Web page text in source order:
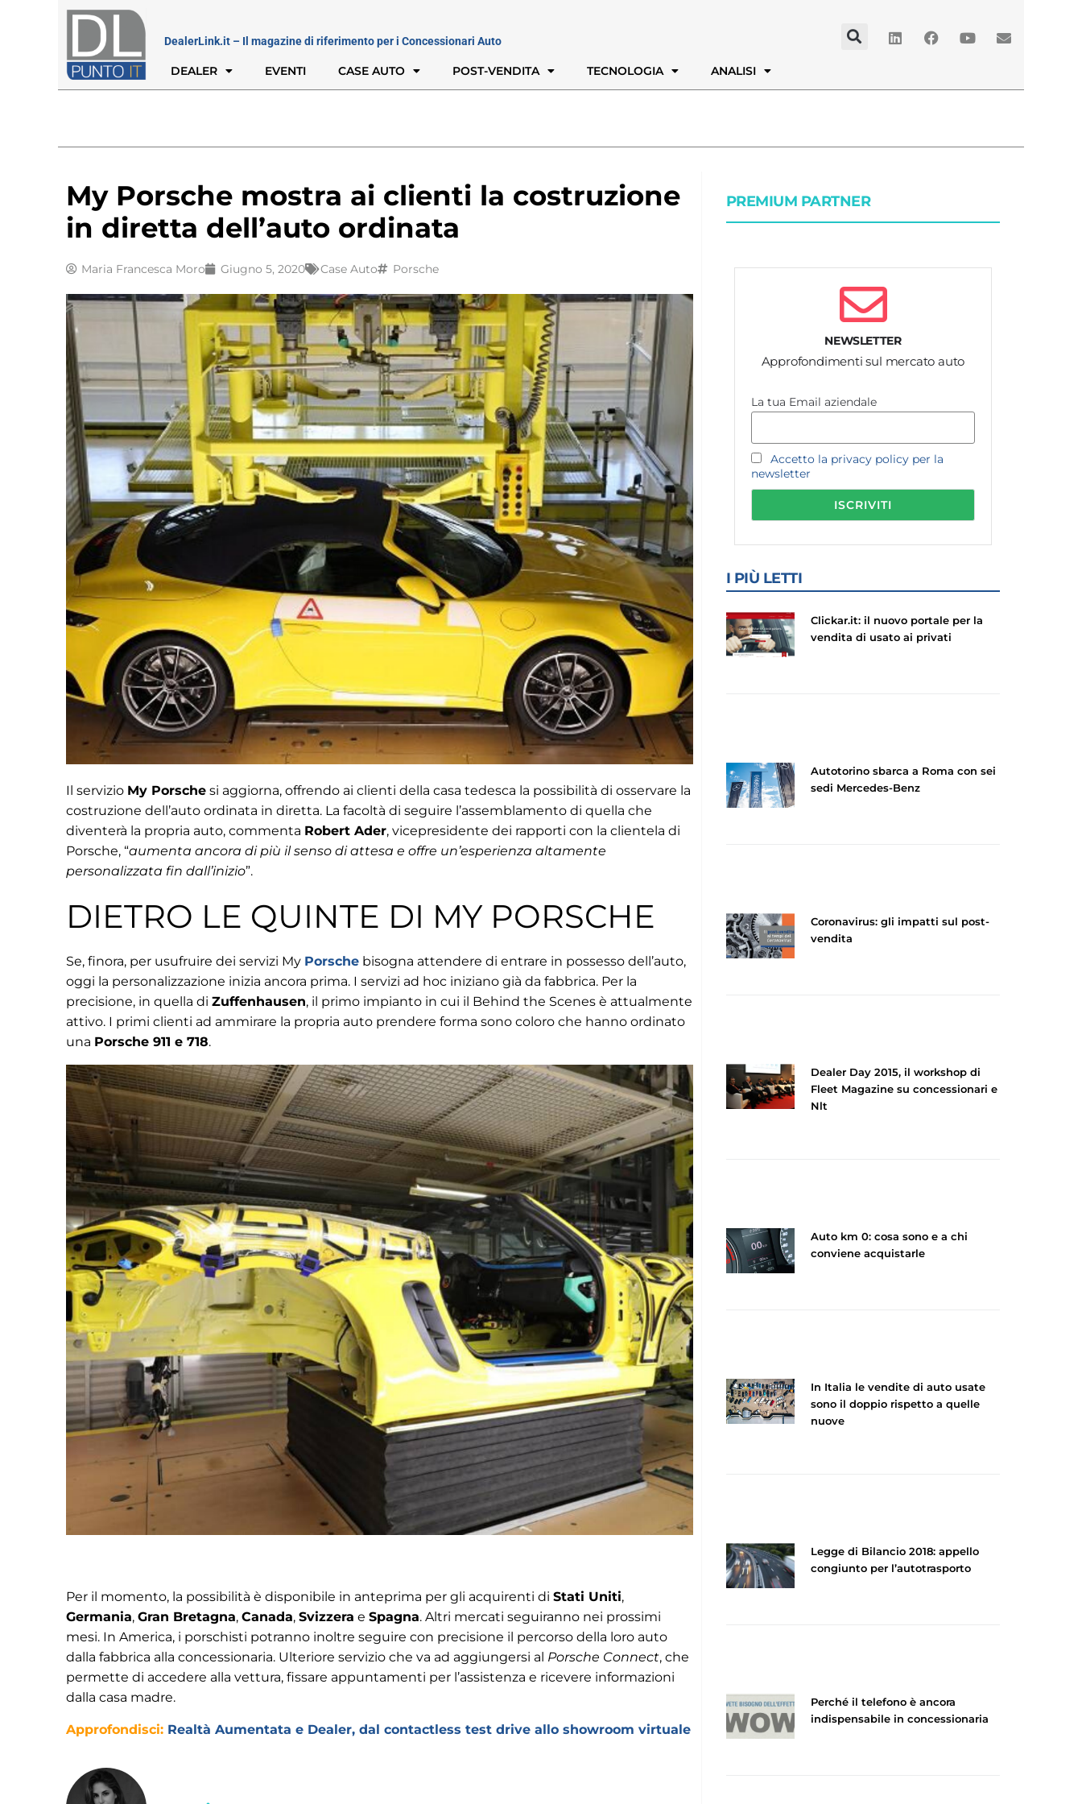
DealerLink.it – Il magazine di riferimento per i Concessionari Auto
DEALER EVENTI CASE AUTO POST-VENDITA TECNOLOGIA ANALISI
My Porsche mostra ai clienti la costruzione
in diretta dell’auto ordinata
Maria Francesca Moro Giugno 5, 2020 Case Auto Porsche
Il servizio My Porsche si aggiorna, offrendo ai clienti della casa tedesca la possibilità di osservare la
costruzione dell’auto ordinata in diretta. La facoltà di seguire l’assemblamento di quella che
diventerà la propria auto, commenta Robert Ader, vicepresidente dei rapporti con la clientela di
Porsche, “aumenta ancora di più il senso di attesa e offre un’esperienza altamente
personalizzata fin dall’inizio”.
DIETRO LE QUINTE DI MY PORSCHE
Se, finora, per usufruire dei servizi My Porsche bisogna attendere di entrare in possesso dell’auto,
oggi la personalizzazione inizia ancora prima. I servizi ad hoc iniziano già da fabbrica. Per la
precisione, in quella di Zuffenhausen, il primo impianto in cui il Behind the Scenes è attualmente
attivo. I primi clienti ad ammirare la propria auto prendere forma sono coloro che hanno ordinato
una Porsche 911 e 718.
Per il momento, la possibilità è disponibile in anteprima per gli acquirenti di Stati Uniti,
Germania, Gran Bretagna, Canada, Svizzera e Spagna. Altri mercati seguiranno nei prossimi
mesi. In America, i porschisti potranno inoltre seguire con precisione il percorso della loro auto
dalla fabbrica alla concessionaria. Ulteriore servizio che va ad aggiungersi al Porsche Connect, che
permette di accedere alla vettura, fissare appuntamenti per l’assistenza e ricevere informazioni
dalla casa madre.
Approfondisci: Realtà Aumentata e Dealer, dal contactless test drive allo showroom virtuale
PREMIUM PARTNER
NEWSLETTER
Approfondimenti sul mercato auto
La tua Email aziendale
Accetto la privacy policy per la
newsletter
I PIÙ LETTI
Clickar.it: il nuovo portale per la
vendita di usato ai privati
Autotorino sbarca a Roma con sei
sedi Mercedes-Benz
Coronavirus: gli impatti sul post-
vendita
Dealer Day 2015, il workshop di
Fleet Magazine su concessionari e
Nlt
Auto km 0: cosa sono e a chi
conviene acquistarle
In Italia le vendite di auto usate
sono il doppio rispetto a quelle
nuove
Legge di Bilancio 2018: appello
congiunto per l’autotrasporto
Perché il telefono è ancora
indispensabile in concessionaria